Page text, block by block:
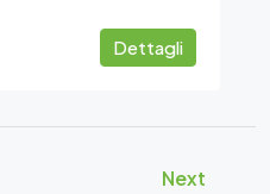
Dettagli
Next